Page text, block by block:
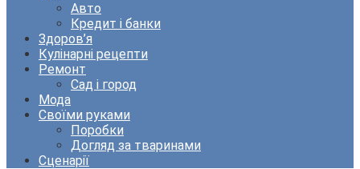
Авто
Кредит і банки
Здоров’я
Кулінарні рецепти
Ремонт
Сад і город
Мода
Своїми руками
Поробки
Догляд за тваринами
Сценарії